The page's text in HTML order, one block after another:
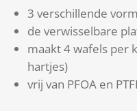
3 verschillende
de verwisselbare
maakt 4 wafels per
hartjes)
vrij van PFOA en